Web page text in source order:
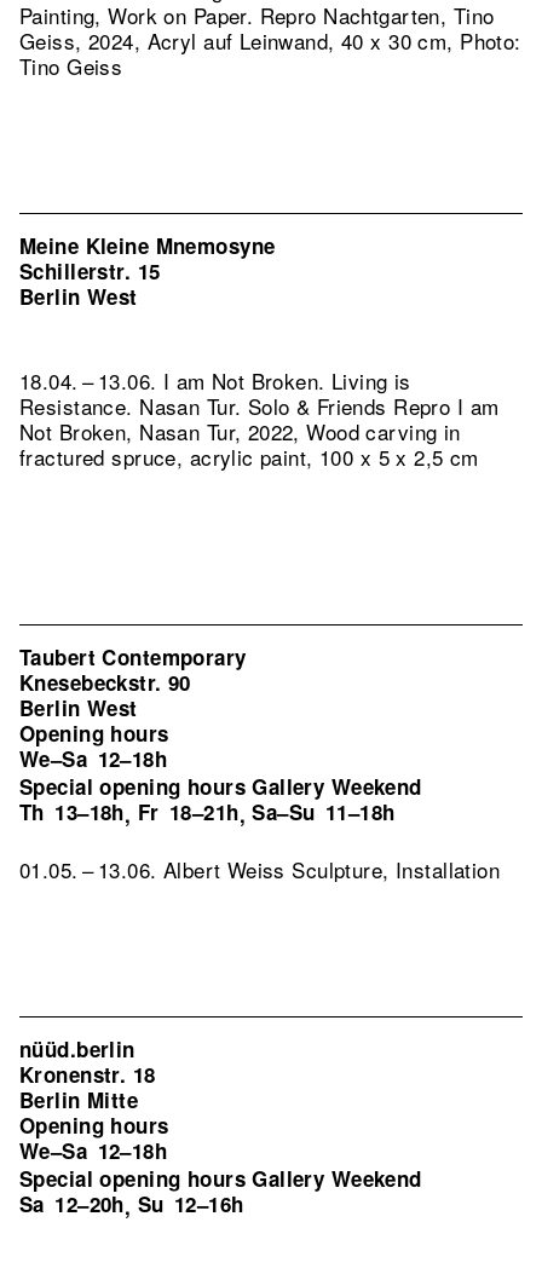
Painting, Work on Paper. Repro Nachtgarten, Tino
Geiss, 2024, Acryl auf Leinwand, 40 x 30 cm, Photo:
Tino Geiss
Meine Kleine Mnemosyne
Schillerstr. 15
Berlin West
18.04. – 13.06. I am Not Broken. Living is
Resistance. Nasan Tur. Solo & Friends Repro I am
Not Broken, Nasan Tur, 2022, Wood carving in
fractured spruce, acrylic paint, 100 x 5 x 2,5 cm
Taubert Contemporary
Knesebeckstr. 90
Berlin West
Opening hours
We–Sa 12–18h
Special opening hours Gallery Weekend
Th 13–18h, Fr 18–21h,Sa–Su 11–18h
01.05. – 13.06. Albert Weiss Sculpture, Installation
nüüd.berlin
Kronenstr. 18
Berlin Mitte
Opening hours
We–Sa 12–18h
Special opening hours Gallery Weekend
Sa 12–20h, Su 12–16h